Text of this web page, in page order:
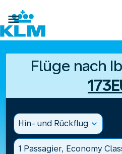

Flüge nach
Hin- und Rückflug expand_more
1 Passagier, Economy